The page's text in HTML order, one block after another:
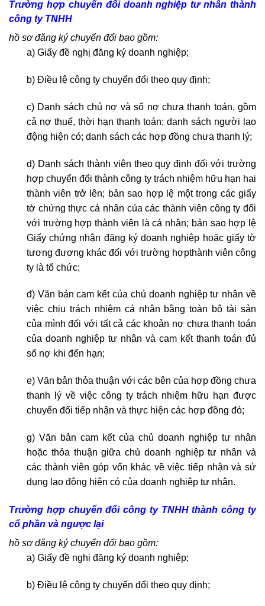
Trường hợp chuyển đổi doanh nghiệp tư nhân thành
công ty TNHH
hồ sơ đăng ký chuyển đổi bao gồm:
a) Giấy đề nghị đăng ký doanh nghiệp;
b) Điều lệ công ty chuyển đổi theo quy định;
c) Danh sách chủ nợ và số nợ chưa thanh toán, gồm
cả nợ thuế, thời hạn thanh toán; danh sách người lao
động hiện có; danh sách các hợp đồng chưa thanh lý;
d) Danh sách thành viên theo quy định đối với trường
hợp chuyển đổi thành công ty trách nhiệm hữu hạn hai
thành viên trở lên; bản sao hợp lệ một trong các giấy
tờ chứng thực cá nhân của các thành viên công ty đối
với trường hợp thành viên là cá nhân; bản sao hợp lệ
Giấy chứng nhận đăng ký doanh nghiệp hoặc giấy tờ
tương đương khác đối với trường hợpthành viên công
ty là tổ chức;
đ) Văn bản cam kết của chủ doanh nghiệp tư nhân về
việc chịu trách nhiệm cá nhân bằng toàn bộ tài sản
của mình đối với tất cả các khoản nợ chưa thanh toán
của doanh nghiệp tư nhân và cam kết thanh toán đủ
số nợ khi đến hạn;
e) Văn bản thỏa thuận với các bên của hợp đồng chưa
thanh lý về việc công ty trách nhiệm hữu hạn được
chuyển đổi tiếp nhận và thực hiện các hợp đồng đó;
g) Văn bản cam kết của chủ doanh nghiệp tư nhân
hoặc thỏa thuận giữa chủ doanh nghiệp tư nhân và
các thành viên góp vốn khác về việc tiếp nhận và sử
dụng lao động hiện có của doanh nghiệp tư nhân.
Trường hợp chuyển đổicông ty TNHHthànhcông ty
cổ phần và ngược lại
hồ sơ đăng ký chuyển đổi bao gồm:
a) Giấy đề nghị đăng ký doanh nghiệp;
b) Điều lệ công ty chuyển đổi theo quy định;